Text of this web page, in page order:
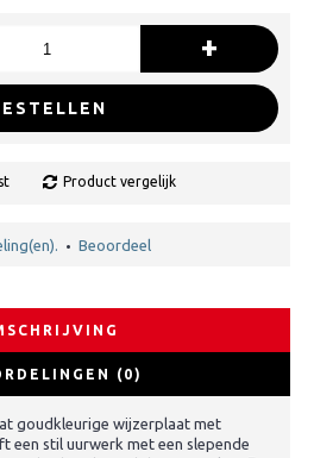
+
Product vergelijk
• Beoordeel
(0)
goudkleurige wijzerplaat met
een stil uurwerk met een slepende